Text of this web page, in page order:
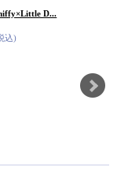
D...
込)